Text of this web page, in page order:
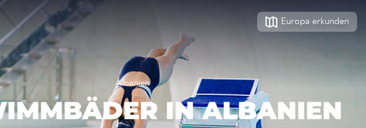
Europa erkunden
Albanien
IN ALBANIEN